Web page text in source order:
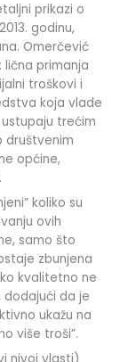
prikazi o
godinu,
Omerčević
lična primanja
troškovi i
koja vlade
trećim
društvenim
općine,
koliko su
ovih
samo što
zbunjena
kvalitetno ne
dodajući da je
ukažu na
više troši”.